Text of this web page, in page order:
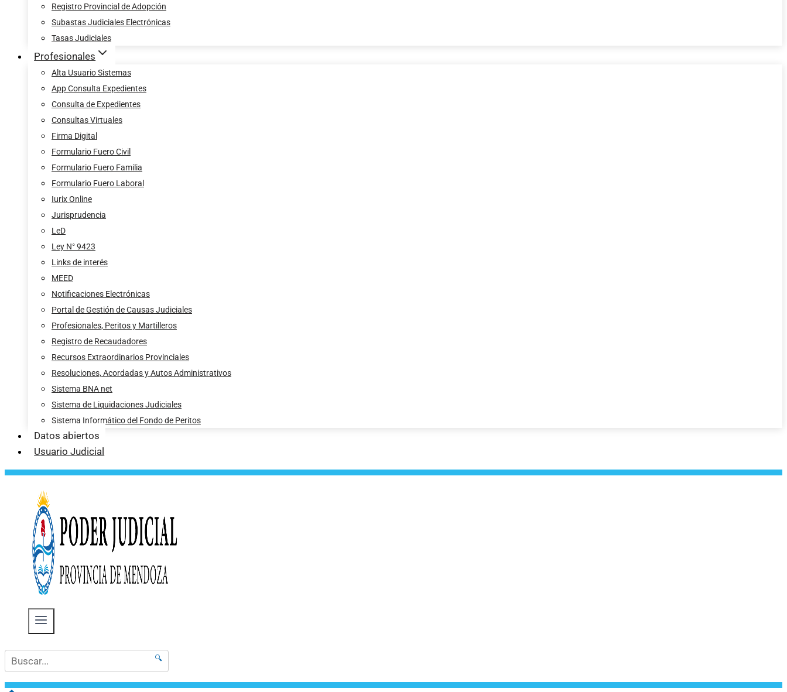
Registro Provincial de Adopción
Subastas Judiciales Electrónicas
Tasas Judiciales
Profesionales
Alta Usuario Sistemas
App Consulta Expedientes
Consulta de Expedientes
Consultas Virtuales
Firma Digital
Formulario Fuero Civil
Formulario Fuero Familia
Formulario Fuero Laboral
Iurix Online
Jurisprudencia
LeD
Ley N° 9423
Links de interés
MEED
Notificaciones Electrónicas
Portal de Gestión de Causas Judiciales
Profesionales, Peritos y Martilleros
Registro de Recaudadores
Recursos Extraordinarios Provinciales
Resoluciones, Acordadas y Autos Administrativos
Sistema BNA net
Sistema de Liquidaciones Judiciales
Sistema Informático del Fondo de Peritos
Datos abiertos
Usuario Judicial
🔍